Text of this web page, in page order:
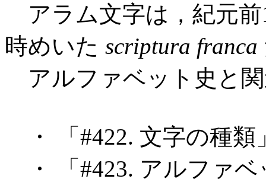
アラム文字は，紀元
時めいた scriptura franca
アルファベット史と
・ 「#422. 文字の種類
・ 「#423. アルファベ